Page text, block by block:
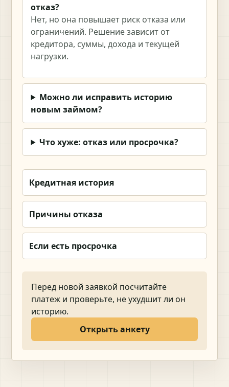
отказ?
Нет, но она повышает риск отказа или
ограничений. Решение зависит от
кредитора, суммы, дохода и текущей
нагрузки.
Можно ли исправить историю
новым займом?
Что хуже: отказ или просрочка?
Кредитная история
Причины отказа
Если есть просрочка
Перед новой заявкой посчитайте
платеж и проверьте, не ухудшит ли он
историю.
Открыть анкету